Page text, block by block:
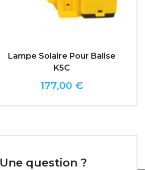
Lampe Solaire Pour Balise
K5C
Prix
177,00 €
Une question ?